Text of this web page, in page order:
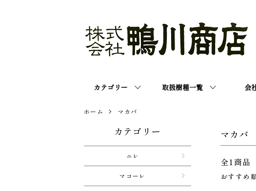
カテゴリー 取扱樹種一覧 会
ホーム マカバ
マカバ
全1商品
おすすめ
カテゴリー
ニレ
マコーレ